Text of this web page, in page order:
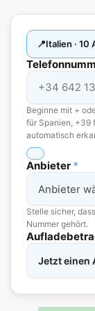
Italien ·
Beginne mit +
für Spanien, +39
automatisch
Anbieter *
Stelle sicher,
Nummer gehört.
Jetzt einen